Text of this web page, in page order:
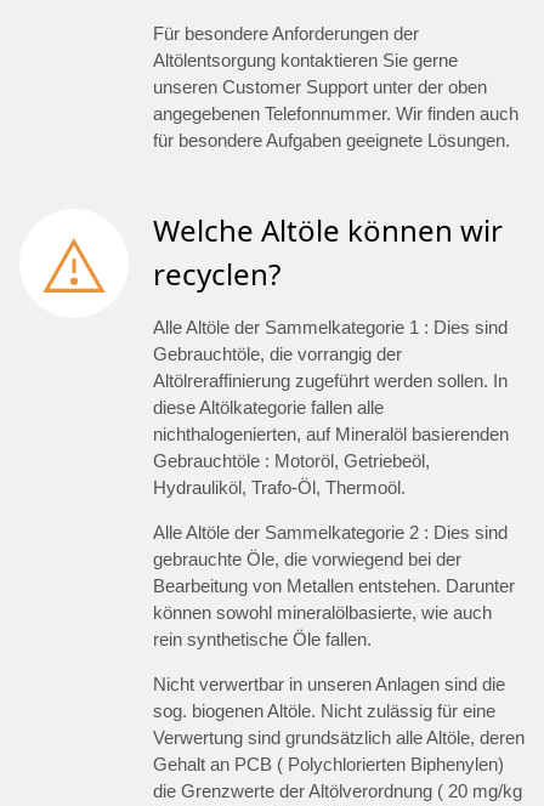
Für besondere Anforderungen der
Altölentsorgung kontaktieren Sie gerne
unseren Customer Support unter der oben
angegebenen Telefonnummer. Wir finden auch
für besondere Aufgaben geeignete Lösungen.
Welche Altöle können wir
recyclen?
Alle Altöle der Sammelkategorie 1 : Dies sind
Gebrauchtöle, die vorrangig der
Altölreraffinierung zugeführt werden sollen. In
diese Altölkategorie fallen alle
nichthalogenierten, auf Mineralöl basierenden
Gebrauchtöle : Motoröl, Getriebeöl,
Hydrauliköl, Trafo-Öl, Thermoöl.
Alle Altöle der Sammelkategorie 2 : Dies sind
gebrauchte Öle, die vorwiegend bei der
Bearbeitung von Metallen entstehen. Darunter
können sowohl mineralölbasierte, wie auch
rein synthetische Öle fallen.
Nicht verwertbar in unseren Anlagen sind die
sog. biogenen Altöle. Nicht zulässig für eine
Verwertung sind grundsätzlich alle Altöle, deren
Gehalt an PCB ( Polychlorierten Biphenylen)
die Grenzwerte der Altölverordnung ( 20 mg/kg